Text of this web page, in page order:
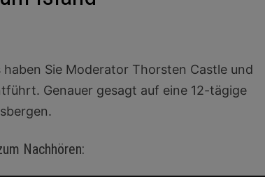
Sie Moderator Thorsten Castle und
Genauer gesagt auf eine 12-tägige
Nachhören: